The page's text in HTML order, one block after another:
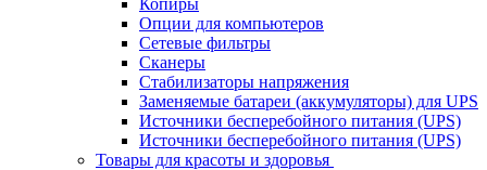
Копиры
Опции для компьютеров
Сетевые фильтры
Сканеры
Стабилизаторы напряжения
Заменяемые батареи (аккумуляторы) для UPS
Источники бесперебойного питания (UPS)
Источники бесперебойного питания (UPS)
Товары для красоты и здоровья